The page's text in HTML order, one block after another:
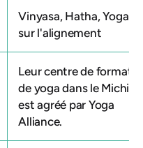
Vinyasa, Hatha, Yoga
sur l'alignement
Leurcentre de
de yoga dans le
est agréé par Yoga
Alliance.